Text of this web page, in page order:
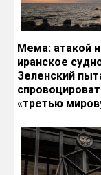
Мема: атакой
иранское
Зеленский
«третью